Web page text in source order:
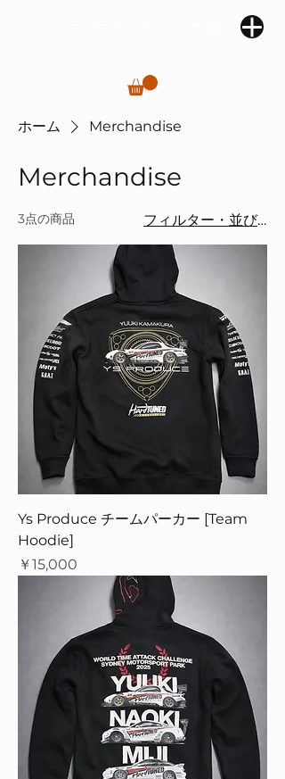
ホーム Merchandise
Merchandise
3点の商品 フィルター・並び替え
Ys Produce チームパーカー [Team
Hoodie]
価格
￥15,000